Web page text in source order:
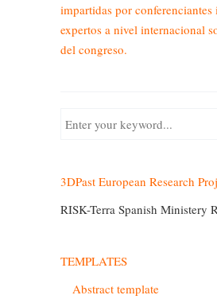
impartidas por
expertos a nivel internacional
del congreso.
3DPast European Research
RISK-Terra Spanish Ministery
TEMPLATES
Abstract template